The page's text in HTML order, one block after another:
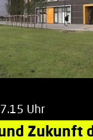
Uhr
Zukunft